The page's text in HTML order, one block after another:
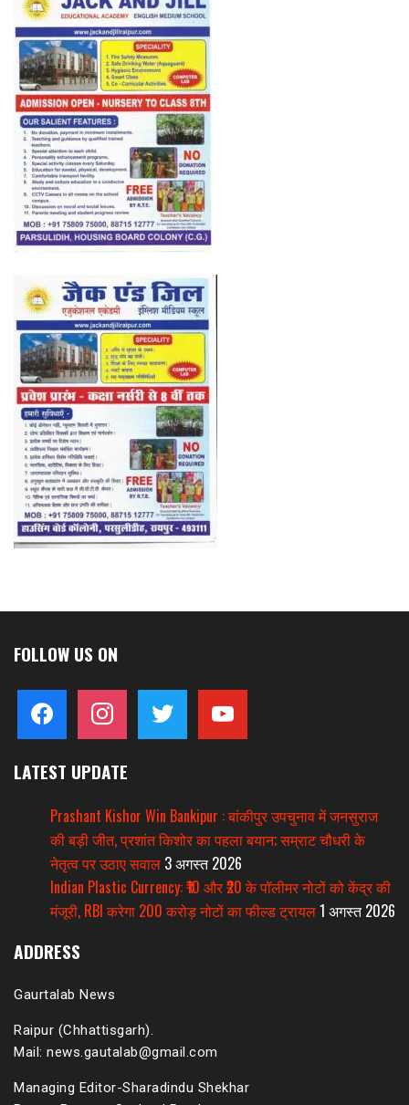
FOLLOW US ON
facebook instagram twitter
LATEST UPDATE
Prashant Kishor Win Bankipur : बांकीपुर उपचुनाव में जनसुराज
की बड़ी जीत, प्रशांत किशोर का पहला बयान; सम्राट चौधरी के
नेतृत्व पर उठाए सवाल 3 अगस्त 2026
Indian Plastic Currency: ₹10 और ₹20 के पॉलीमर नोटों को केंद्र की
मंजूरी, RBI करेगा 200 करोड़ नोटों का फील्ड ट्रायल1 अगस्त 2026
ADDRESS
Gaurtalab News
Raipur (Chhattisgarh).
Mail: news.gautalab@gmail.com
Managing Editor-Sharadindu Shekhar